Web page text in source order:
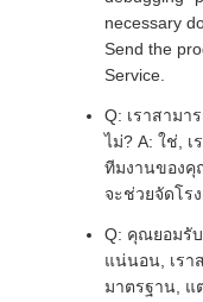
necessary
Send the
Service.
Q: เราสามา
ไม่? A: ใช่,
ทีมงานของคุ
จะช่วยจัดโ
Q: คุณยอมรับ
แน่นอน, เรา
มาตรฐาน, แ